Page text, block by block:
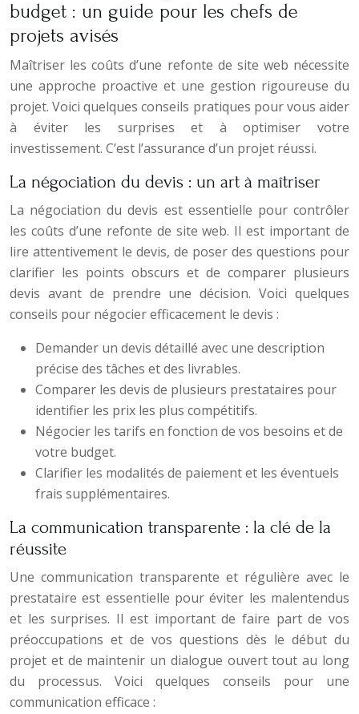
budget : un guide pour les chefs de
projets avisés
Maîtriser les coûts d’une refonte de site web nécessite
une approche proactive et une gestion rigoureuse du
projet. Voici quelques conseils pratiques pour vous aider
à éviter les surprises et à optimiser votre
investissement. C’est l’assurance d’un projet réussi.
La négociation du devis : un art à maîtriser
La négociation du devis est essentielle pour contrôler
les coûts d’une refonte de site web. Il est important de
lire attentivement le devis, de poser des questions pour
clarifier les points obscurs et de comparer plusieurs
devis avant de prendre une décision. Voici quelques
conseils pour négocier efficacement le devis :
Demander un devis détaillé avec une description
précise des tâches et des livrables.
Comparer les devis de plusieurs prestataires pour
identifier les prix les plus compétitifs.
Négocier les tarifs en fonction de vos besoins et de
votre budget.
Clarifier les modalités de paiement et les éventuels
frais supplémentaires.
La communication transparente : la clé de la
réussite
Une communication transparente et régulière avec le
prestataire est essentielle pour éviter les malentendus
et les surprises. Il est important de faire part de vos
préoccupations et de vos questions dès le début du
projet et de maintenir un dialogue ouvert tout au long
du processus. Voici quelques conseils pour une
communication efficace :